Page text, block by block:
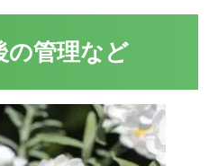
の管理など